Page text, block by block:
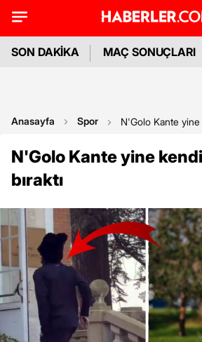
SON DAKİKA MAÇ SONUÇLARI
Anasayfa Spor N'Golo Kante yine
N'Golo Kante yine
bıraktı